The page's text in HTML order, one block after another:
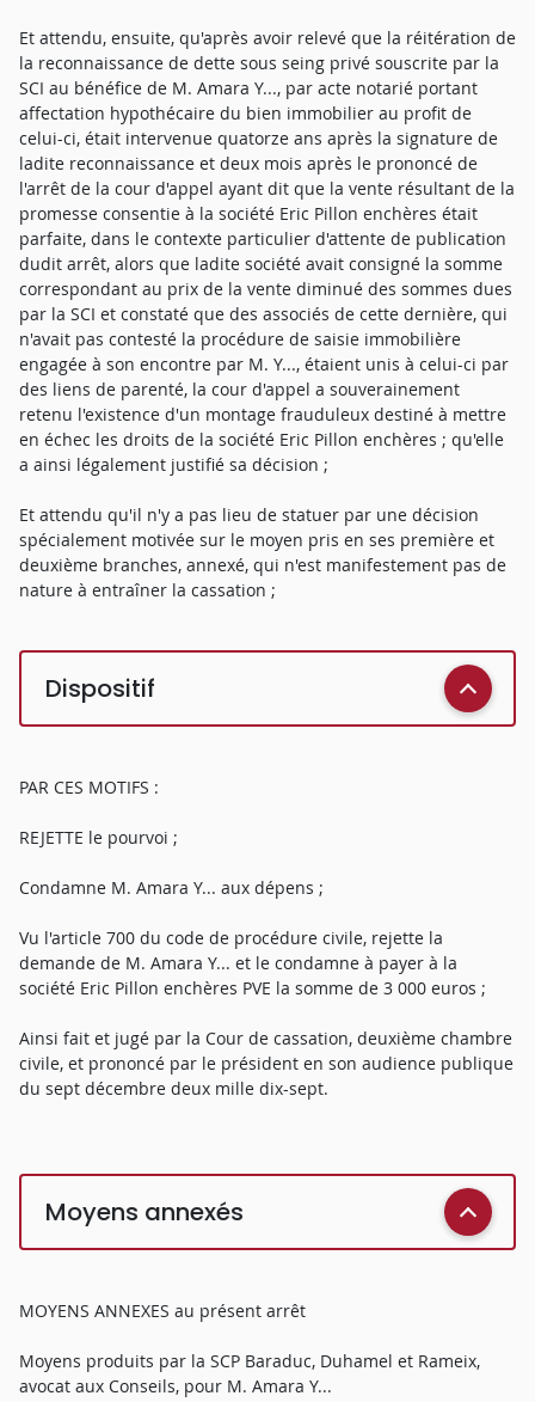
Et attendu, ensuite, qu'après avoir relevé que la réitération de
la reconnaissance de dette sous seing privé souscrite par la
SCI au bénéfice de M. Amara Y..., par acte notarié portant
affectation hypothécaire du bien immobilier au profit de
celui-ci, était intervenue quatorze ans après la signature de
ladite reconnaissance et deux mois après le prononcé de
l'arrêt de la cour d'appel ayant dit que la vente résultant de la
promesse consentie à la société Eric Pillon enchères était
parfaite, dans le contexte particulier d'attente de publication
dudit arrêt, alors que ladite société avait consigné la somme
correspondant au prix de la vente diminué des sommes dues
par la SCI et constaté que des associés de cette dernière, qui
n'avait pas contesté la procédure de saisie immobilière
engagée à son encontre par M. Y..., étaient unis à celui-ci par
des liens de parenté, la cour d'appel a souverainement
retenu l'existence d'un montage frauduleux destiné à mettre
en échec les droits de la société Eric Pillon enchères ; qu'elle
a ainsi légalement justifié sa décision ;
Et attendu qu'il n'y a pas lieu de statuer par une décision
spécialement motivée sur le moyen pris en ses première et
deuxième branches, annexé, qui n'est manifestement pas de
nature à entraîner la cassation ;
Dispositif
PAR CES MOTIFS :
REJETTE le pourvoi ;
Condamne M. Amara Y... aux dépens ;
Vu l'article 700 du code de procédure civile, rejette la
demande de M. Amara Y... et le condamne à payer à la
société Eric Pillon enchères PVE la somme de 3 000 euros ;
Ainsi fait et jugé par la Cour de cassation, deuxième chambre
civile, et prononcé par le président en son audience publique
du sept décembre deux mille dix-sept.
Moyens annexés
MOYENS ANNEXES au présent arrêt
Moyens produits par la SCP Baraduc, Duhamel et Rameix,
avocat aux Conseils, pour M. Amara Y...